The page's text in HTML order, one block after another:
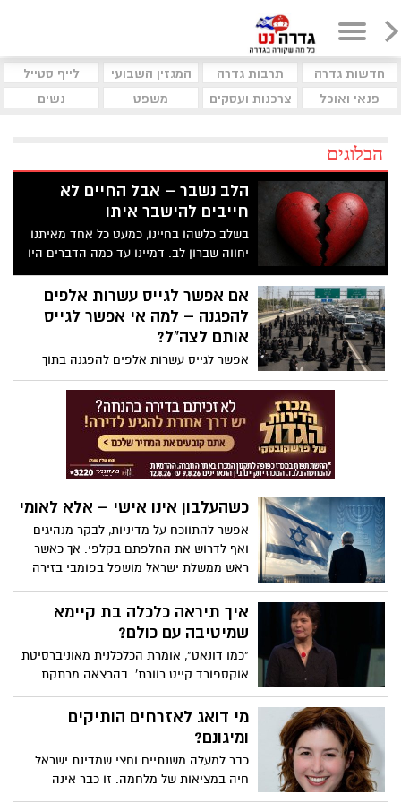
חדשות גדרה תרבות גדרה המגזין השבועי
לייף סטייל
פנאי ואוכל
צרכנות ועסקים משפט נשים
הבלוגים
הלב נשבר – אבל החיים לא
חייבים להישבר איתו
בשלב כלשהו בחיינו, כמעט כל אחד מאיתנו
יחווה שברון לב. דמיינו עד כמה הדברים היו
יכולים להיות שונים אילו היינו מעניקים יותר
תשומת לב לכאב הרגשי הייחודי הזה.
הפסיכולוג גיא וינץ' מסביר כי ההחלמה
משברון לב מתחילה בהחלטה מודעת להילחם
בדחף הטבעי שלנו לייפות את העבר ולחפש
תשובות שפשוט אינן קיימות. הוא מציע ארגז
כלים מעשי שיעזור לנו, בהדרגה, להשתחרר
מהכאב ולהמשיך הלאה. הלב שלנו אולי נשבר
לפעמים, אבל אנחנו לא חייבים להישבר יחד
איתו.
אם אפשר לגייס עשרות אלפים
להפגנה – למה אי אפשר לגייס
אותם לצה"ל?
אפשר לגייס עשרות אלפים להפגנה בתוך
שעות, להישמע להוראות, להתארגן ולפעול
במשמעת מלאה. אבל כשמדובר בהגנה על
המדינה, פתאום מספרים לנו שהם לא
מתאימים למסגרת. איזה מסר זה מעביר
לציבור? לילדים שלנו? שכולם שווים, אבל יש
כאלה ששווים יותר? שהאחריות משותפת,
מתגייסים" ו"הם לא" היא לא רק ויכוח פוליטי
היא מתכון לפילוג שמפורר אותנו מבפנים.
כשהעלבון אינו אישי – אלא לאומי
אפשר להתווכח על מדיניות, לבקר מנהיגים
ואף לדרוש את החלפתם בקלפי. אך כאשר
ראש ממשלת ישראל מושפל בפומבי בזירה
אלא גם בכבודה של המדינה שהוא מייצג. בין
שאול המלך לנתניהו, מחשבות על גבולות
הביקורת ועל כבוד לאומי
איך תיראה כלכלה בת קיימא
שמיטיבה עם כולם?
"כמו דונאט", אומרת הכלכלנית מאוניברסיטת
אוקספורד קייט רוורת'. בהרצאה מרתקת
ומעוררת מחשבה, היא מסבירה כיצד ניתן
להוציא מדינות מהבור שבו אנשים רבים
חסרים את הצרכים הבסיסיים של החיים
בתוך הגבולות האקולוגיים של כדור הארץ.
מי דואג לאזרחים הותיקים
ומיגונם?
כבר למעלה משנתיים וחצי שמדינת ישראל
חיה במציאות של מלחמה. זו כבר אינה
"הסלמה", לא "סבב", לא אירוע נקודתי, אלא